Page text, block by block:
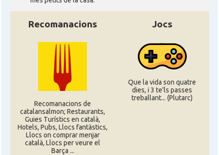
Recomanacions
Recomanacions de
catalansalmon; Restaurants,
Guies Turístics en català,
Hotels, Pubs, Llocs fantàstics,
Llocs on comprar menjar
català, Llocs per veure el
Barça ...
Jocs
Que la vida son quatre
dies, i 3 te'ls passes
treballant... (Plutarc)